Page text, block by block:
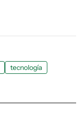
tecnología